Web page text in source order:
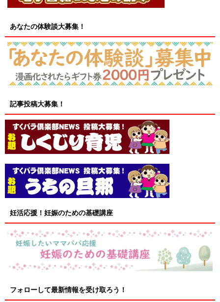
あなたの体験談大募集！
記事投稿大募集！
妊活応援！妊娠のための基礎講座
フォローして最新情報を受け取ろう！